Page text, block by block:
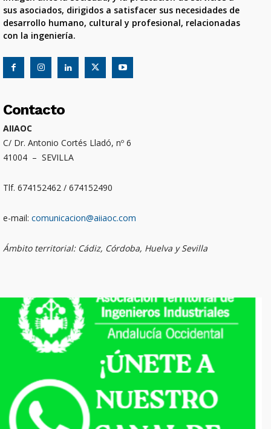
sus asociados, dirigidos a satisfacer sus necesidades de
desarrollo humano, cultural y profesional, relacionadas
con la ingeniería.
Contacto
AIIAOC
C/ Dr. Antonio Cortés Lladó, nº 6
41004 – SEVILLA
Tlf. 674152462 / 674152490
e-mail: comunicacion@aiiaoc.com
Ámbito territorial: Cádiz, Córdoba, Huelva y Sevilla